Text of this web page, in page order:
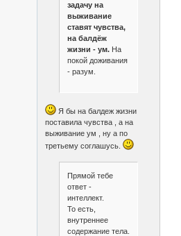
задачу на
выживание
ставят чувства,
на балдёж
жизни - ум.На
покой доживания
- разум.
Я бы на балдеж жизни
поставила чувства , а на
выживание ум , ну а по
третьему соглашусь.
Прямой тебе
ответ -
интеллект.
То есть,
внутреннее
содержание тела.